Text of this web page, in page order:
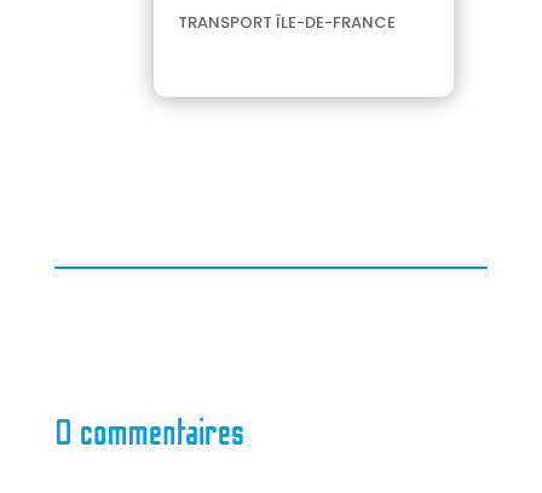
TRANSPORT ÎLE-DE-FRANCE
0 commentaires